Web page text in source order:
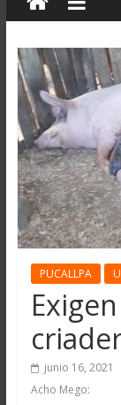
PUCALLPA
junio 16, 2021
Acho Mego: